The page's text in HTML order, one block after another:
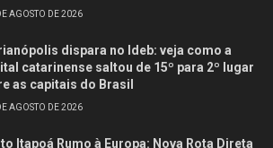
AGOSTO DE 2026
dispara no Ideb: veja como a
catarinense saltou de 15º para 2º lugar
as capitais do Brasil
AGOSTO DE 2026
Itapoá Rumo à Europa: Nova Rota Direta